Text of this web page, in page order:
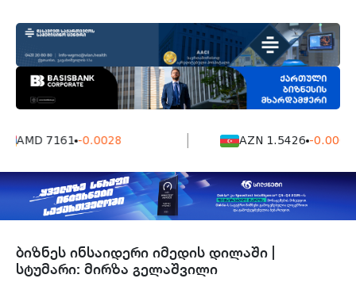
AMD 7161 -0.0028 AZN 1.5426 -0.0004
ბიზნეს ინსაიდერი იმედის დილაში |
სტუმარი: მირზა გელაშვილი